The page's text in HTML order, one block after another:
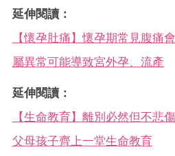
延伸閱讀：
【懷孕肚痛】懷孕期常見腹痛
屬異常可能導致宮外孕、流產
延伸閱讀：
【生命教育】離別必然但不悲
父母孩子齊上一堂生命教育